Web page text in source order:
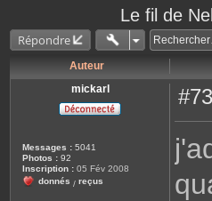
Le fil de
Répondre
Auteur
mickarl
Messages : 5041
Photos : 92
Inscription : 05 Fév 2008
donnés / reçus